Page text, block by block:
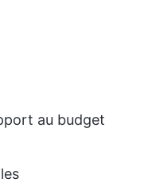
au budget